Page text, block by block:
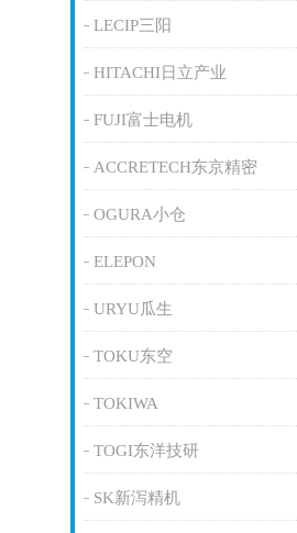
LECIP三阳
HITACHI日立产业
FUJI富士电机
ACCRETECH东京精密
OGURA小仓
ELEPON
URYU瓜生
TOKU东空
TOKIWA
TOGI东洋技研
SK新泻精机